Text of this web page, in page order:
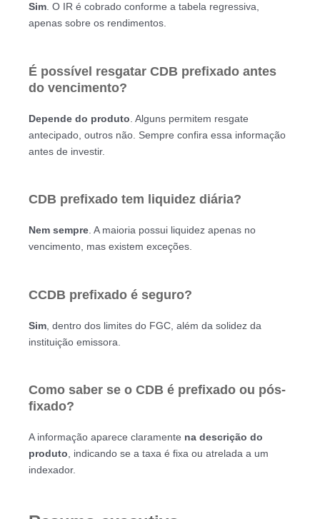
Sim . O IR é cobrado conforme a tabela regressiva,
apenas sobre os rendimentos.
É possível resgatar CDB prefixado antes
do vencimento?
Depende do produto . Alguns permitem resgate
antecipado, outros não. Sempre confira essa informação
antes de investir.
CDB prefixado tem liquidez diária?
Nem sempre . A maioria possui liquidez apenas no
vencimento, mas existem exceções.
CCDB prefixado é seguro?
Sim , dentro dos limites do FGC, além da solidez da
instituição emissora.
Como saber se o CDB é prefixado ou pós-
fixado?
A informação aparece claramente na descrição do
produto , indicando se a taxa é fixa ou atrelada a um
indexador.